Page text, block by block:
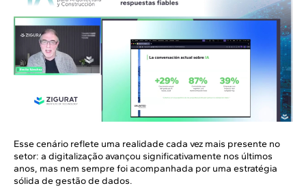
Esse cenário reflete uma realidade cada vez mais presente no
setor: a digitalização avançou significativamente nos últimos
anos, mas nem sempre foi acompanhada por uma estratégia
sólida de gestão de dados.